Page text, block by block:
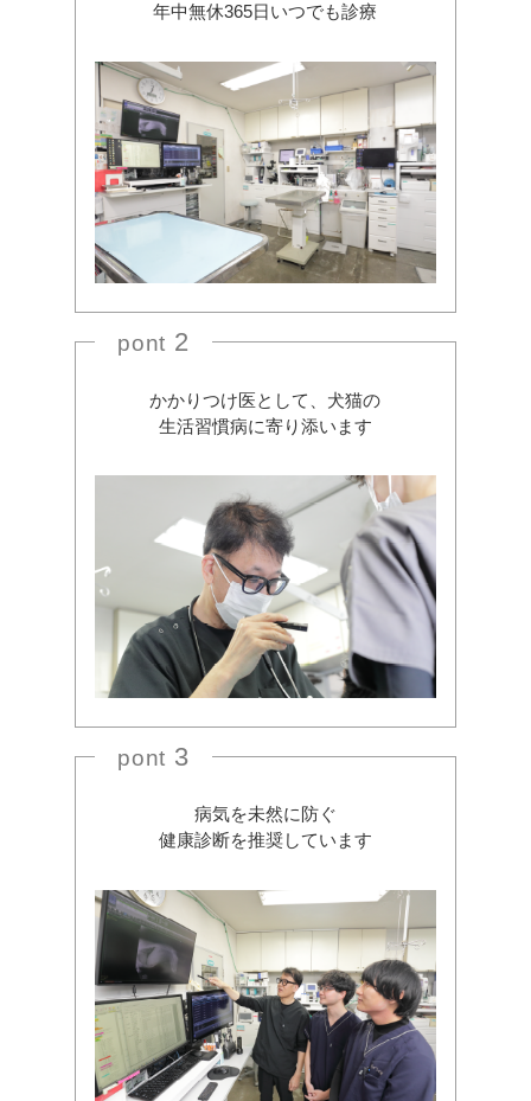
年中無休365日いつでも診療
pont 2
かかりつけ医として、犬猫の
生活習慣病に寄り添います
pont 3
病気を未然に防ぐ
健康診断を推奨しています